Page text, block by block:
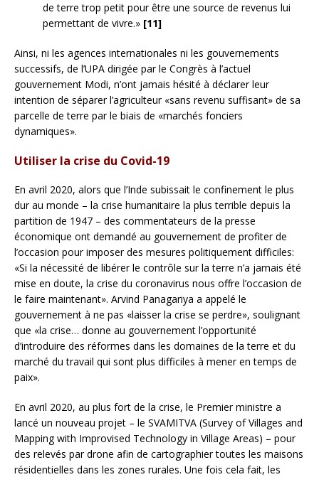
de terre trop petit pour être une source de revenus lui
permettant de vivre.» [11]
Ainsi, ni les agences internationales ni les gouvernements
successifs, de l’UPA dirigée par le Congrès à l’actuel
gouvernement Modi, n’ont jamais hésité à déclarer leur
intention de séparer l’agriculteur «sans revenu suffisant» de sa
parcelle de terre par le biais de «marchés fonciers
dynamiques».
Utiliser la crise du Covid-19
En avril 2020, alors que l’Inde subissait le confinement le plus
dur au monde – la crise humanitaire la plus terrible depuis la
partition de 1947 – des commentateurs de la presse
économique ont demandé au gouvernement de profiter de
l’occasion pour imposer des mesures politiquement difficiles:
«Si la nécessité de libérer le contrôle sur la terre n’a jamais été
mise en doute, la crise du coronavirus nous offre l’occasion de
le faire maintenant». Arvind Panagariya a appelé le
gouvernement à ne pas «laisser la crise se perdre», soulignant
que «la crise… donne au gouvernement l’opportunité
d’introduire des réformes dans les domaines de la terre et du
marché du travail qui sont plus difficiles à mener en temps de
paix».
En avril 2020, au plus fort de la crise, le Premier ministre a
lancé un nouveau projet – le SVAMITVA (Survey of Villages and
Mapping with Improvised Technology in Village Areas) – pour
des relevés par drone afin de cartographier toutes les maisons
résidentielles dans les zones rurales. Une fois cela fait, les